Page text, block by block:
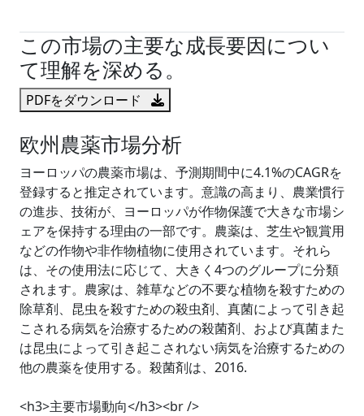
この市場の主要な成長要因につい
て理解を深める。
PDFをダウンロード
欧州農薬市場分析
ヨーロッパの農薬市場は、予測期間中に4.1%のCAGRを
登録すると推定されています。意識の高まり、農業慣行
の進歩、技術が、ヨーロッパが作物保護で大きな市場シ
ェアを保持する理由の一部です。農薬は、芝生や観賞用
などの作物や非作物植物に使用されています。それら
は、その使用法に応じて、大きく4つのグループに分類
されます。農家は、雑草などの不要な植物を殺すための
除草剤、昆虫を殺すための殺虫剤、真菌によって引き起
こされる病気を治療するための殺菌剤、および真菌また
は昆虫によって引き起こされない病気を治療するための
他の農薬を使用する。殺菌剤は、2016.
<h3>主要市場動向</h3><br />